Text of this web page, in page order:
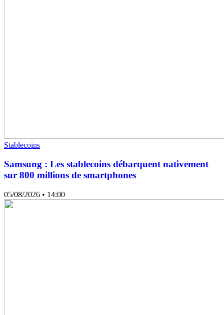
Stablecoins
Samsung : Les stablecoins débarquent nativement
sur 800 millions de smartphones
05/08/2026 • 14:00